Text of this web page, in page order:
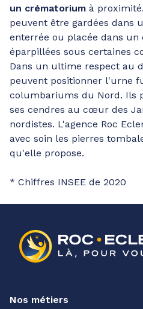
un crématorium à
peuvent être gardées dans
enterrée ou placée dans
éparpillées sous certaines
Dans un ultime respect au
peuvent positionner l'urne
columbariums du Nord. Ils
ses cendres au cœur des
nordistes. L'agence Roc
avec soin les pierres
qu'elle propose.
* Chiffres INSEE de 2020
Nos métiers